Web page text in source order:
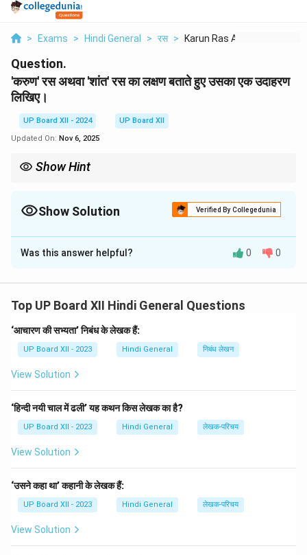
> Exams > Hindi General > रस > Karun Ras Athva Shan...
Question.
'करुण' रस अथवा 'शांत' रस का लक्षण बताते हुए उसका एक उदाहरण
लिखिए।
UP Board XII - 2024
UP Board XII
Updated On: Nov 6, 2025
Show Hint
Show Solution Verified By Collegedunia
Solution and Explanation
करुण रस: करुण रस वह रस है, जो शोक, दुःख या पीड़ा की भावना
उदाहरण:
"सखि वे मुझसे कह कर जाते,
कहा छोड़ अब परदेश बसे।"
शांत रस:शांत रस वह रस है, जिसमें वैराग्य, त्याग और मन की शांति की
उदाहरण:
"सब कुछ छोड़ चला मैं, अब तेरा ही सहारा।"
Download Solution in PDF
Was this answer helpful? 0 0
Top UP Board XII Hindi General Questions
‘आचारण की सभ्यता’ निबंध के लेखक हैं:
UP Board XII - 2023 Hindi General निबंध लेखन
View Solution
‘हिन्दी नयी चाल में ढली’ यह कथन किस लेखक का है?
UP Board XII - 2023 Hindi General लेखक-परिचय
View Solution
‘उसने कहा था’ कहानी के लेखक हैं:
UP Board XII - 2023 Hindi General लेखक-परिचय
View Solution